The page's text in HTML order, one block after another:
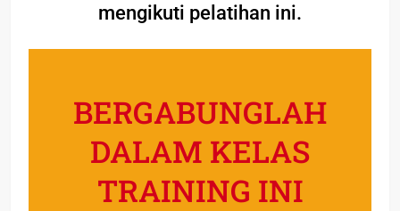
mengikuti pelatihan ini.
BERGABUNGLAH
DALAM KELAS
TRAINING INI